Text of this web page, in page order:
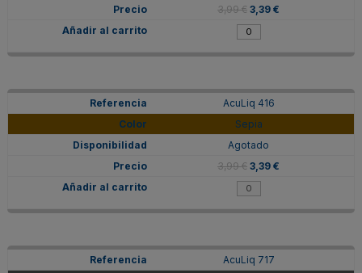
3,99 € 3,39 €
AcuLiq 416
Sepia
Agotado
3,99 € 3,39 €
AcuLiq 717